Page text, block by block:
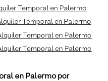
Temporal en Palermo
Temporal en Palermo
Temporal en Palermo
Temporal en Palermo
en Palermo por